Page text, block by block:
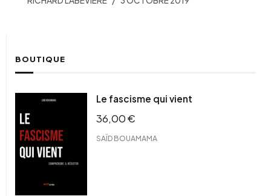
BOUTIQUE
Le fascisme qui vient
36,00€
SAÏD BOUAMAMA